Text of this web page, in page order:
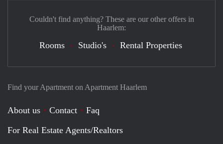
Find your Apartment on Apartment Haarlem
About us Contact
Faq
For Real Estate Agents/Realtors
Couldn't find anything? These are our other offers in
Haarlem:
Rooms Studio's Rental Properties